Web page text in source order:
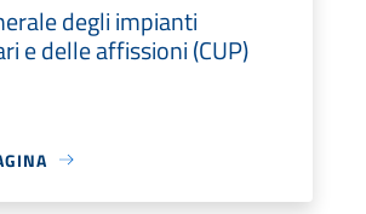
degli impianti
e delle affissioni (CUP)